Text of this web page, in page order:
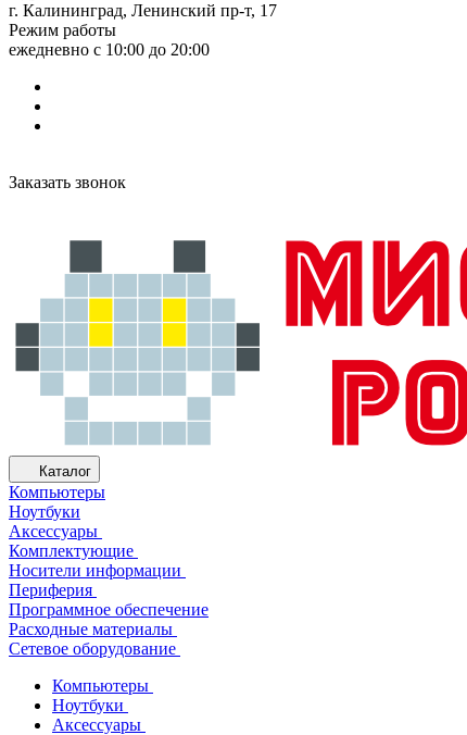
г. Калининград, Ленинский пр-т, 17
Режим работы
ежедневно с 10:00 до 20:00
Заказать звонок
Каталог
Компьютеры
Ноутбуки
Аксессуары
Комплектующие
Носители информации
Периферия
Программное обеспечение
Расходные материалы
Сетевое оборудование
Компьютеры
Ноутбуки
Аксессуары